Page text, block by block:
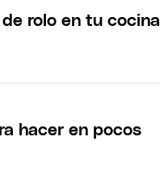
rolo en tu cocina
hacer en pocos